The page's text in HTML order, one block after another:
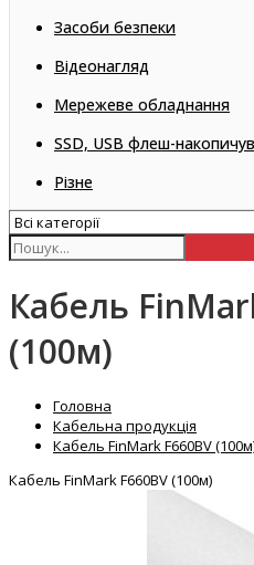
Засоби безпеки
Відеонагляд
Мережеве обладнання
SSD, USB флеш-
Різне
Кабель
(100м)
Головна
Кабельна продукція
Кабель FinMark F660BV
Кабель FinMark F660BV (100м)